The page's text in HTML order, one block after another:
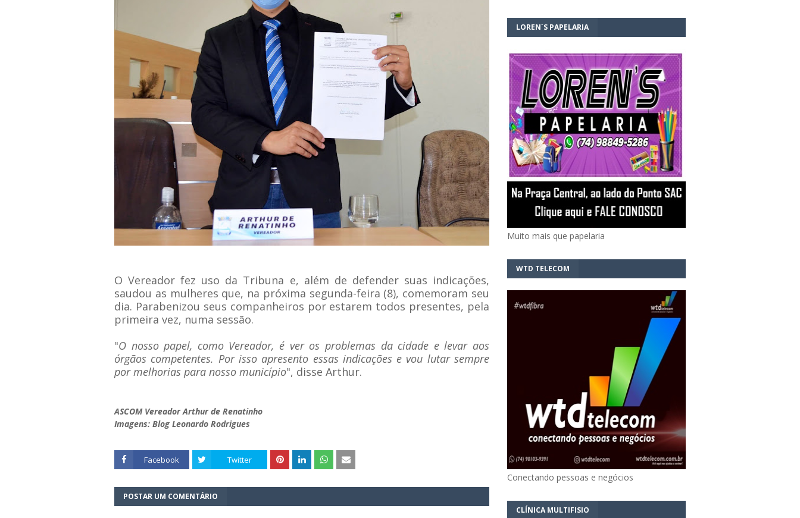
O Vereador fez uso da Tribuna e, além de defender suas indicações,
saudou as mulheres que, na próxima segunda-feira (8), comemoram seu
dia. Parabenizou seus companheiros por estarem todos presentes, pela
primeira vez, numa sessão.
"O nosso papel, como Vereador, é ver os problemas da cidade e levar aos
órgãos competentes. Por isso apresento essas indicações e vou lutar sempre
por melhorias para nosso município", disse Arthur.
ASCOM Vereador Arthur de Renatinho
Imagens: Blog Leonardo Rodrigues
Facebook Twitter
POSTAR UM COMENTÁRIO
LOREN´S PAPELARIA
Muito mais que papelaria
WTD TELECOM
Conectando pessoas e negócios
CLÍNICA MULTIFISIO